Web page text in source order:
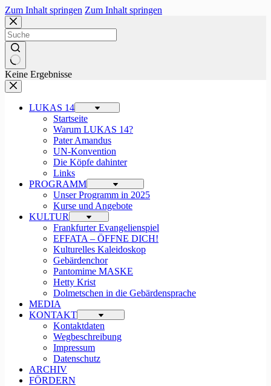
Zum Inhalt springen Zum Inhalt springen
Keine Ergebnisse
LUKAS 14
Startseite
Warum LUKAS 14?
Pater Amandus
UN-Konvention
Die Köpfe dahinter
Links
PROGRAMM
Unser Programm in 2025
Kurse und Angebote
KULTUR
Frankfurter Evangelienspiel
EFFATA – ÖFFNE DICH!
Kulturelles Kaleidoskop
Gebärdenchor
Pantomime MASKE
Hetty Krist
Dolmetschen in die Gebärdensprache
MEDIA
KONTAKT
Kontaktdaten
Wegbeschreibung
Impressum
Datenschutz
ARCHIV
FÖRDERN